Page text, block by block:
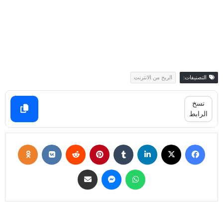
التصنيفات: الربح من الانترنت
نسخ
الرابط